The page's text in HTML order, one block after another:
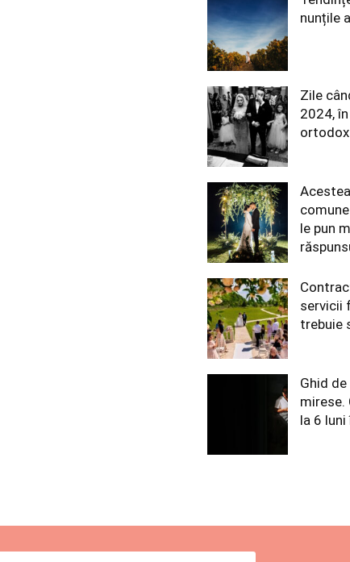
nunțile
Zile
2024,
ortodox
le pun
servicii
trebuie
Ghid
mirese.
la 6 luni